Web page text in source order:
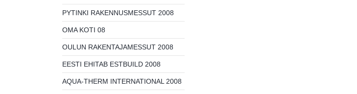
PYTINKI RAKENNUSMESSUT 2008
OMA KOTI 08
OULUN RAKENTAJAMESSUT 2008
EESTI EHITAB ESTBUILD 2008
AQUA-THERM INTERNATIONAL 2008